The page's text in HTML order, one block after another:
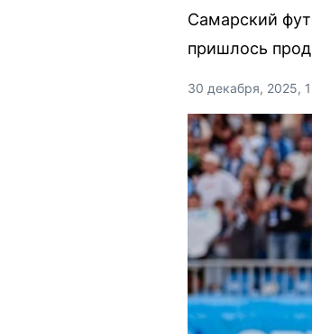
Самарский
пришлось
30 декабря, 2025,